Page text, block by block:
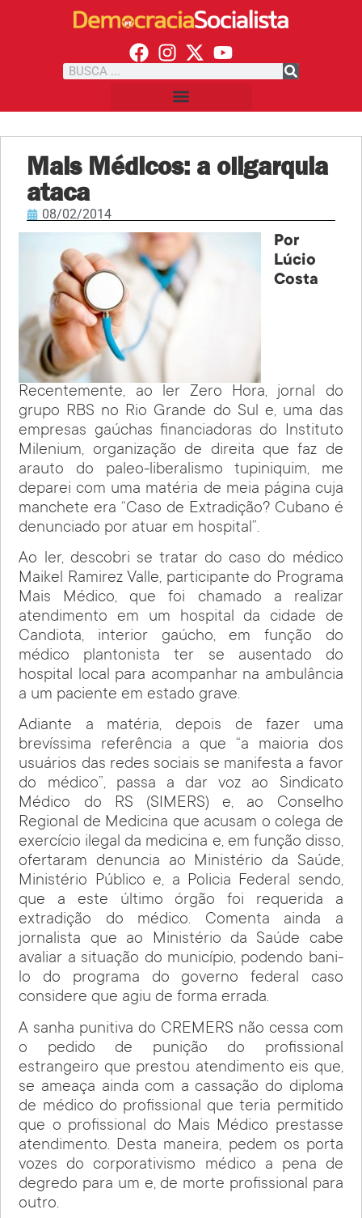
Mais Médicos: a oligarquia
ataca
08/02/2014
Por
Lúcio
Costa
Recentemente, ao ler Zero Hora, jornal do
grupo RBS no Rio Grande do Sul e, uma das
empresas gaúchas financiadoras do Instituto
Milenium, organização de direita que faz de
arauto do paleo-liberalismo tupiniquim, me
deparei com uma matéria de meia página cuja
manchete era “Caso de Extradição? Cubano é
denunciado por atuar em hospital”.
Ao ler, descobri se tratar do caso do médico
Maikel Ramirez Valle, participante do Programa
Mais Médico, que foi chamado a realizar
atendimento em um hospital da cidade de
Candiota, interior gaúcho, em função do
médico plantonista ter se ausentado do
hospital local para acompanhar na ambulância
a um paciente em estado grave.
Adiante a matéria, depois de fazer uma
brevíssima referência a que “a maioria dos
usuários das redes sociais se manifesta a favor
do médico”, passa a dar voz ao Sindicato
Médico do RS (SIMERS) e, ao Conselho
Regional de Medicina que acusam o colega de
exercício ilegal da medicina e, em função disso,
ofertaram denuncia ao Ministério da Saúde,
Ministério Público e, a Policia Federal sendo,
que a este último órgão foi requerida a
extradição do médico. Comenta ainda a
jornalista que ao Ministério da Saúde cabe
avaliar a situação do município, podendo bani-
lo do programa do governo federal caso
considere que agiu de forma errada.
A sanha punitiva do CREMERS não cessa com
o pedido de punição do profissional
estrangeiro que prestou atendimento eis que,
se ameaça ainda com a cassação do diploma
de médico do profissional que teria permitido
que o profissional do Mais Médico prestasse
atendimento. Desta maneira, pedem os porta
vozes do corporativismo médico a pena de
degredo para um e, de morte profissional para
outro.